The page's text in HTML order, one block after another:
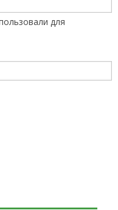
для